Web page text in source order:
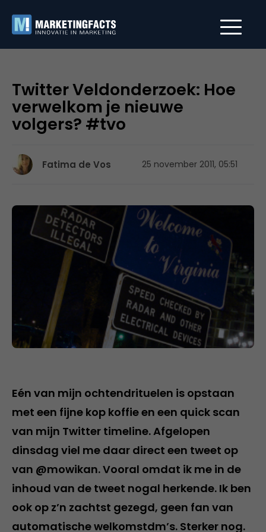
Twitter Veldonderzoek: Hoe
verwelkom je nieuwe
volgers? #tvo
Fatima de Vos 25 november 2011, 05:51
Eén van mijn ochtendrituelen is opstaan
met een fijne kop koffie en een quick scan
van mijn Twitter timeline. Afgelopen
dinsdag viel me daar direct een tweet op
van @mowikan. Vooral omdat ik me in de
inhoud van de tweet nogal herkende. Ik ben
ook op z’n zachtst gezegd, geen fan van
automatische welkomstdm’s. Sterker nog.